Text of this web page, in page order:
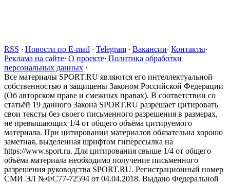
RSS · Новости по E-mail · Telegram · Вакансии· Контакты·
Реклама на сайте· О проекте· Политика обработки
персональных данных ·
Все материалы SPORT.RU являются его интеллектуальной
собственностью и защищены Законом Российской Федерации
(Об авторском праве и смежных правах). В соответствии со
статьёй 19 данного Закона SPORT.RU разрешает цитировать
свои тексты без своего письменного разрешения в размерах,
не превышающих 1/4 от общего объёма цитируемого
материала. При цитировании материалов обязательна хорошо
заметная, выделенная шрифтом гиперссылка на
https://www.sport.ru. Для цитирования свыше 1/4 от общего
объёма материала необходимо получение письменного
разрешения руководства SPORT.RU. Регистрационный номер
СМИ ЭЛ №ФС77-72594 от 04.04.2018. Выдано Федеральной